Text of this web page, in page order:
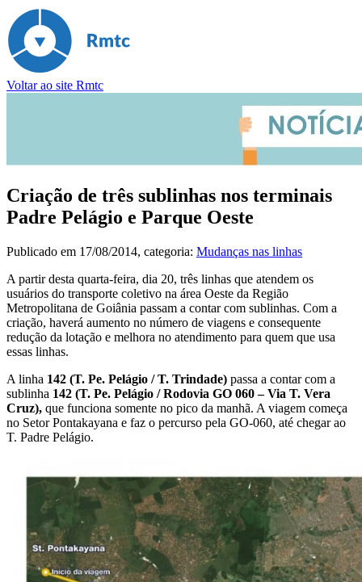
Voltar ao site Rmtc
Criação de três sublinhas nos terminais
Padre Pelágio e Parque Oeste
Publicado em 17/08/2014, categoria: Mudanças nas linhas
A partir desta quarta-feira, dia 20, três linhas que atendem os
usuários do transporte coletivo na área Oeste da Região
Metropolitana de Goiânia passam a contar com sublinhas. Com a
criação, haverá aumento no número de viagens e consequente
redução da lotação e melhora no atendimento para quem que usa
essas linhas.
A linha 142 (T. Pe. Pelágio / T. Trindade) passa a contar com a
sublinha 142 (T. Pe. Pelágio / Rodovia GO 060 – Via T. Vera
Cruz), que funciona somente no pico da manhã. A viagem começa
no Setor Pontakayana e faz o percurso pela GO-060, até chegar ao
T. Padre Pelágio.